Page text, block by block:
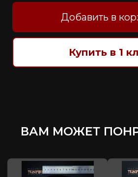
Добавить в
Купить в 1
ВАМ МОЖЕТ